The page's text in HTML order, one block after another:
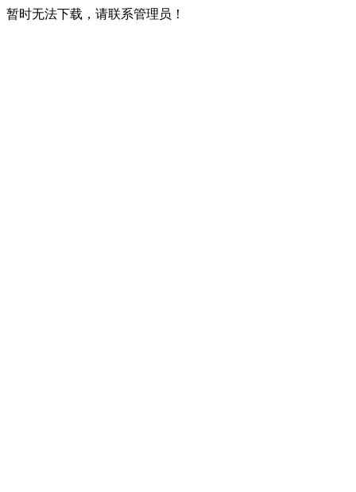
暂时无法下载，请联系管理员！